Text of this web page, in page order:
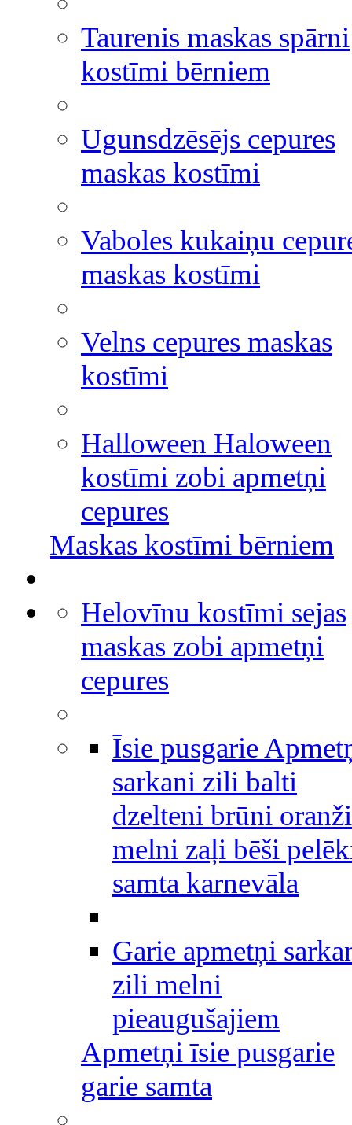
Taurenis maskas spārni
kostīmi bērniem
Ugunsdzēsējs cepures
maskas kostīmi
Vaboles kukaiņu
maskas kostīmi
Velns cepures maskas
kostīmi
Halloween Haloween
kostīmi zobi apmetņi
cepures
Maskas kostīmi bērniem
Helovīnu kostīmi sejas
maskas zobi apmetņi
cepures
Īsie pusgarie
sarkani zili balti
dzelteni brūni oranži
melni zaļi bēši
samta karnevāla
Garie apmetņi
zili melni
pieaugušajiem
Apmetņi īsie pusgarie
garie samta